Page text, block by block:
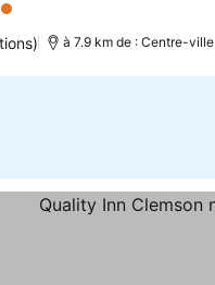
à 7.9 km de : Centre-ville